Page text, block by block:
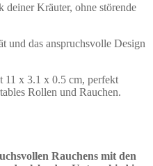
deiner Kräuter, ohne störende
und das anspruchsvolle Design
11 x 3.1 x 0.5 cm, perfekt
Rollen und Rauchen.
Rauchens mit den